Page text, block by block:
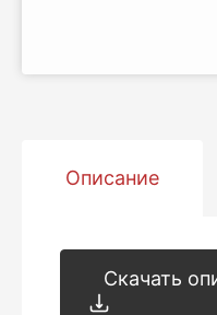
Описание
Скачать